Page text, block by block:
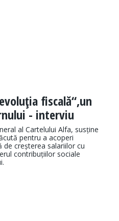
fiscală“,un
- interviu
al Cartelului Alfa, susține
pentru a acoperi
creșterea salariilor cu
contribuțiilor sociale